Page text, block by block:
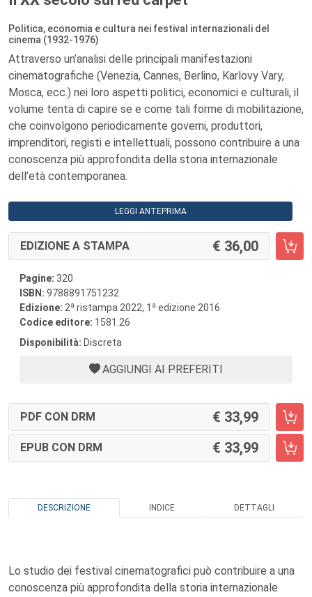
Politica, economia e cultura nei festival internazionali del
cinema (1932-1976)
Attraverso un’analisi delle principali manifestazioni
cinematografiche (Venezia, Cannes, Berlino, Karlovy Vary,
Mosca, ecc.) nei loro aspetti politici, economici e culturali, il
volume tenta di capire se e come tali forme di mobilitazione,
che coinvolgono periodicamente governi, produttori,
imprenditori, registi e intellettuali, possono contribuire a una
conoscenza più approfondita della storia internazionale
dell’età contemporanea.
LEGGI ANTEPRIMA
EDIZIONE A STAMPA 36,00
Pagine: 320
ISBN: 9788891751232
Edizione: 2a ristampa 2022, 1 a edizione 2016
Codice editore: 1581.26
Disponibilità: Discreta
AGGIUNGI AI PREFERITI
PDF CON DRM 33,99
EPUB CON DRM 33,99
DESCRIZIONE INDICE DETTAGLI
Lo studio dei festival cinematografici può contribuire a una
conoscenza più approfondita della storia internazionale